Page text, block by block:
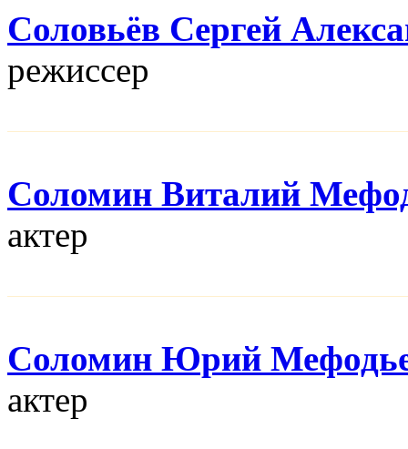
Соловьёв Сергей
режисcер
Соломин Виталий
актер
Соломин Юрий
актер